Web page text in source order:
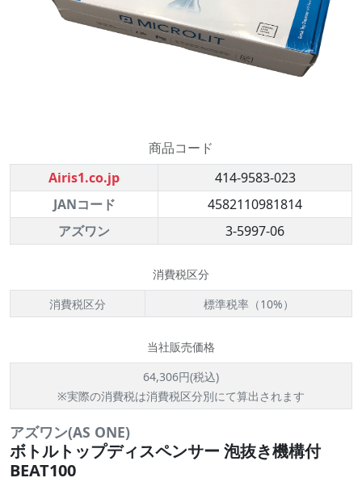
商品コード
Airis1.co.jp
414-9583-023
JANコード
4582110981814
アズワン
3-5997-06
消費税区分
消費税区分
標準税率（10%）
当社販売価格
64,306円(税込)
※実際の消費税は消費税区分別にて算出されます
アズワン(AS ONE)
ボトルトップディスペンサー 泡抜き機構付
BEAT100